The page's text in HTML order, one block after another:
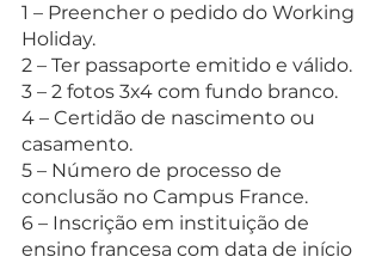
1 – Preencher o pedido do Working
Holiday.
2 – Ter passaporte emitido e válido.
3 – 2 fotos 3x4 com fundo branco.
4 – Certidão de nascimento ou
casamento.
5 – Número de processo de
conclusão no Campus France.
6 – Inscrição em instituição de
ensino francesa com data de início